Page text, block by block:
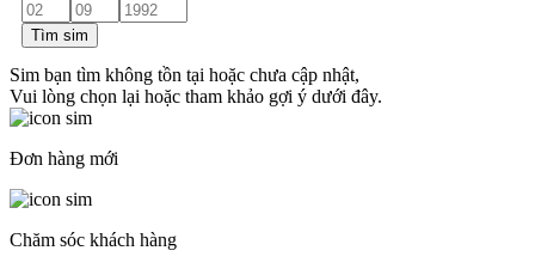
Tìm sim
Sim bạn tìm không tồn tại hoặc chưa cập nhật,
Vui lòng chọn lại hoặc tham khảo gợi ý dưới đây.
Đơn hàng mới
Chăm sóc khách hàng